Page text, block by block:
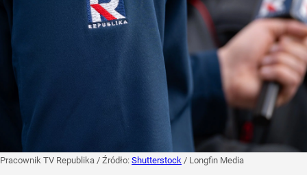
Pracownik TV Republika / Źródło: Shutterstock / Longfin Media